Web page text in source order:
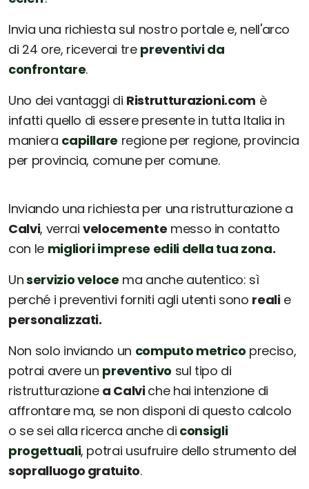
Invia una richiesta sul nostro portale e, nell'arco
di 24 ore, riceverai tre preventivi da
confrontare.
Uno dei vantaggi di Ristrutturazioni.com è
infatti quello di essere presente in tutta Italia in
maniera capillare regione per regione, provincia
per provincia, comune per comune.
Inviando una richiesta per una ristrutturazione a
Calvi, verraivelocemente messo in contatto
con le migliori imprese edili della tua zona.
Unservizio veloce ma anche autentico: sì
perché i preventivi forniti agli utenti sono realie
personalizzati.
Non solo inviando un computo metrico preciso,
potrai avere un preventivo sul tipo di
ristrutturazione a Calviche hai intenzione di
affrontare ma, se non disponi di questo calcolo
o se sei alla ricerca anche di consigli
progettuali, potrai usufruire dello strumento del
sopralluogo gratuito.